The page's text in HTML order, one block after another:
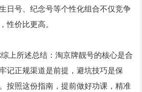
日号、纪念号等个性化组合不仅竞争
性价比更高。
综上所述总结：淘京牌靓号的核心是合
记正规渠道是前提，避坑技巧是保
按照这份指南，提前做好功课，精准